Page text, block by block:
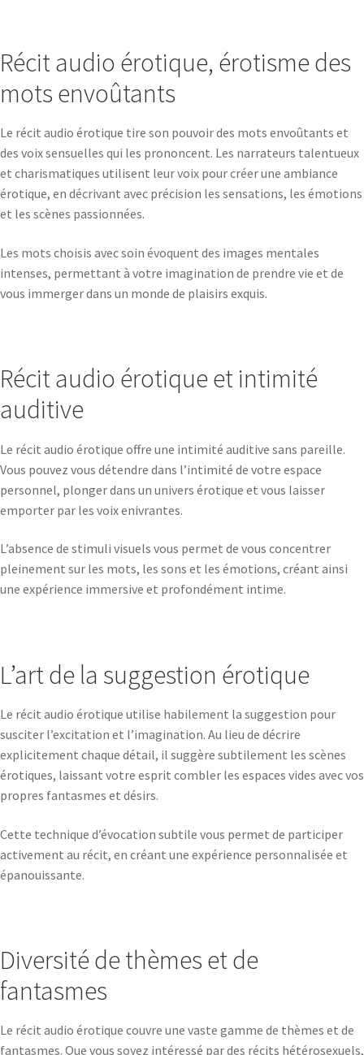
Récit audio érotique, érotisme des
mots envoûtants
Le récit audio érotique tire son pouvoir des mots envoûtants et
des voix sensuelles qui les prononcent. Les narrateurs talentueux
et charismatiques utilisent leur voix pour créer une ambiance
érotique, en décrivant avec précision les sensations, les émotions
et les scènes passionnées.
Les mots choisis avec soin évoquent des images mentales
intenses, permettant à votre imagination de prendre vie et de
vous immerger dans un monde de plaisirs exquis.
Récit audio érotique et intimité
auditive
Le récit audio érotique offre une intimité auditive sans pareille.
Vous pouvez vous détendre dans l’intimité de votre espace
personnel, plonger dans un univers érotique et vous laisser
emporter par les voix enivrantes.
L’absence de stimuli visuels vous permet de vous concentrer
pleinement sur les mots, les sons et les émotions, créant ainsi
une expérience immersive et profondément intime.
L’art de la suggestion érotique
Le récit audio érotique utilise habilement la suggestion pour
susciter l’excitation et l’imagination. Au lieu de décrire
explicitement chaque détail, il suggère subtilement les scènes
érotiques, laissant votre esprit combler les espaces vides avec vos
propres fantasmes et désirs.
Cette technique d’évocation subtile vous permet de participer
activement au récit, en créant une expérience personnalisée et
épanouissante.
Diversité de thèmes et de
fantasmes
Le récit audio érotique couvre une vaste gamme de thèmes et de
fantasmes. Que vous soyez intéressé par des récits hétérosexuels,